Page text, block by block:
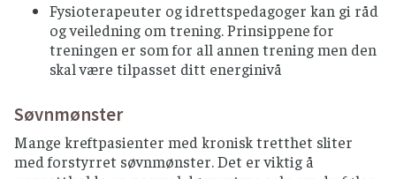
Fysioterapeuter og idrettspedagoger kan gi råd
og veiledning om trening. Prinsippene for
treningen er som for all annen trening men den
skal være tilpasset ditt energinivå
Søvnmønster
Mange kreftpasienter med kronisk tretthet sliter
med forstyrret søvnmønster. Det er viktig å